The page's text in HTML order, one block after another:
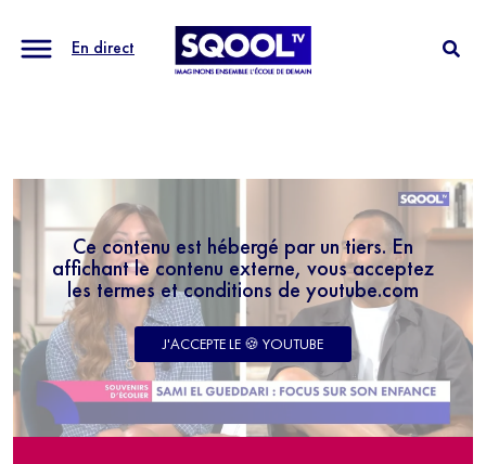
En direct
Ce contenu est hébergé par un tiers. En
affichant le contenu externe, vous acceptez
les termes et conditions de youtube.com
J'ACCEPTE LE 🍪 YOUTUBE